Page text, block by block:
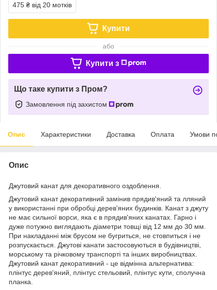
475 ₴ від 20 мотків
Купити
або
Купити з
Що таке купити з Пром?
Замовлення під захистом
Опис Характеристики Доставка Оплата Умови
Опис
Джутовий канат для декоративного оздоблення.
Джутовий канат декоративний замінив прядив'яний та лляний
у використанні при обробці дерев'яних будинків. Канат з джуту
не має сильної ворси, яка є в прядив'яних канатах. Гарно і
дуже потужно виглядають діаметри товщі від 12 мм до 30 мм.
При накладанні між брусом не бугриться, не стовпиться і не
розпускається. Джутові канати застосовуються в будівництві,
морському та річковому транспорті та інших виробництвах.
Джутовий канат декоративний - це відмінна альтернатива:
плінтус дерев'яний, плінтус стельовий, плінтус кути, сполучна
планка.